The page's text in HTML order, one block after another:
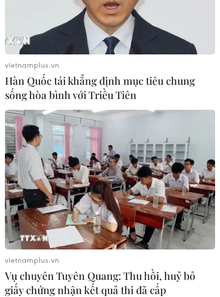
vietnamplus.vn
Hàn Quốc tái khẳng định mục tiêu chung
sống hòa bình với Triều Tiên
vietnamplus.vn
Vụ chuyên Tuyên Quang: Thu hồi, huỷ bỏ
giấy chứng nhận kết quả thi đã cấp